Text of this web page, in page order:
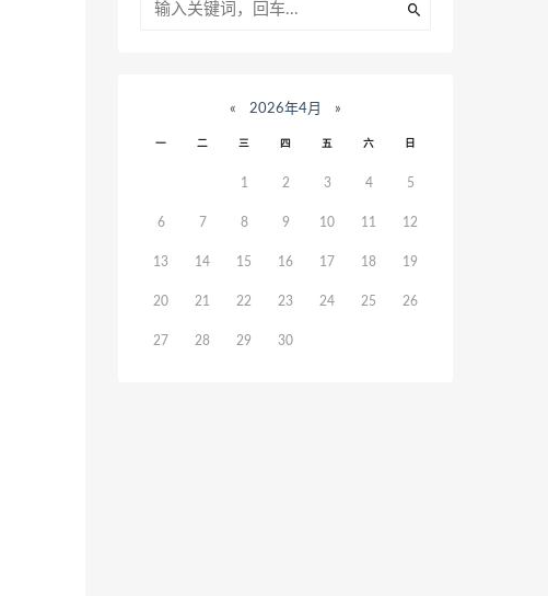
« 2026年4月 »
一 二 三 四 五 六 日
1 2 3 4 5
6 7 8 9 10 11 12
13 14 15 16 17 18 19
20 21 22 23 24 25 26
27 28 29 30